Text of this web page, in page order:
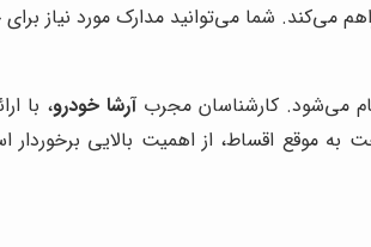
می‌کند. شما می‌توانید مدارک مورد نیاز
می‌شود. کارشناسان مجربآرشا خودرو، با
به موقع اقساط، از اهمیت بالایی